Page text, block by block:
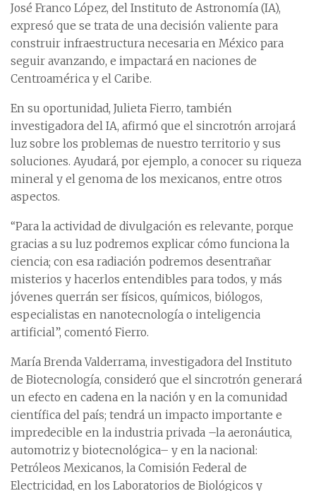
José Franco López, del Instituto de Astronomía (IA),
expresó que se trata de una decisión valiente para
construir infraestructura necesaria en México para
seguir avanzando, e impactará en naciones de
Centroamérica y el Caribe.
En su oportunidad, Julieta Fierro, también
investigadora del IA, afirmó que el sincrotrón arrojará
luz sobre los problemas de nuestro territorio y sus
soluciones. Ayudará, por ejemplo, a conocer su riqueza
mineral y el genoma de los mexicanos, entre otros
aspectos.
“Para la actividad de divulgación es relevante, porque
gracias a su luz podremos explicar cómo funciona la
ciencia; con esa radiación podremos desentrañar
misterios y hacerlos entendibles para todos, y más
jóvenes querrán ser físicos, químicos, biólogos,
especialistas en nanotecnología o inteligencia
artificial”, comentó Fierro.
María Brenda Valderrama, investigadora del Instituto
de Biotecnología, consideró que el sincrotrón generará
un efecto en cadena en la nación y en la comunidad
científica del país; tendrá un impacto importante e
impredecible en la industria privada –la aeronáutica,
automotriz y biotecnológica– y en la nacional:
Petróleos Mexicanos, la Comisión Federal de
Electricidad, en los Laboratorios de Biológicos y